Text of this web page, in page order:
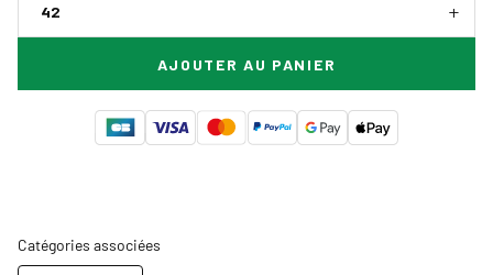
42
AJOUTER AU PANIER
Catégories associées